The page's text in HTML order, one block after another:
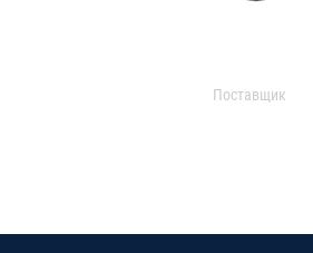
Поставщик